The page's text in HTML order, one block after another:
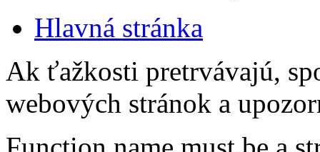
Hlavná stránka
Ak ťažkosti pretrvávajú,
webových stránok a